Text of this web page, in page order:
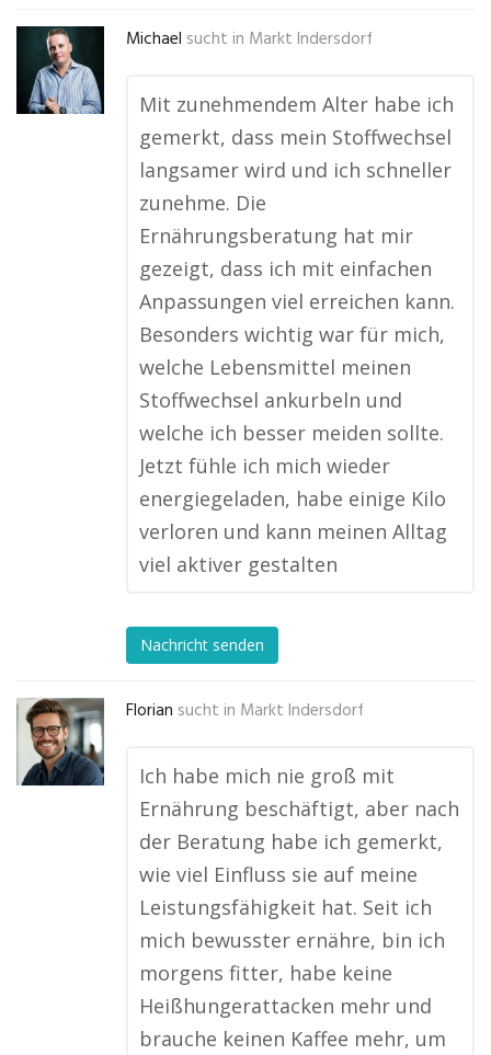
Michael sucht in Markt Indersdorf
Mit zunehmendem Alter habe ich
gemerkt, dass mein Stoffwechsel
langsamer wird und ich schneller
zunehme. Die
Ernährungsberatung hat mir
gezeigt, dass ich mit einfachen
Anpassungen viel erreichen kann.
Besonders wichtig war für mich,
welche Lebensmittel meinen
Stoffwechsel ankurbeln und
welche ich besser meiden sollte.
Jetzt fühle ich mich wieder
energiegeladen, habe einige Kilo
verloren und kann meinen Alltag
viel aktiver gestalten
Nachricht senden
Florian sucht in Markt Indersdorf
Ich habe mich nie groß mit
Ernährung beschäftigt, aber nach
der Beratung habe ich gemerkt,
wie viel Einfluss sie auf meine
Leistungsfähigkeit hat. Seit ich
mich bewusster ernähre, bin ich
morgens fitter, habe keine
Heißhungerattacken mehr und
brauche keinen Kaffee mehr, um